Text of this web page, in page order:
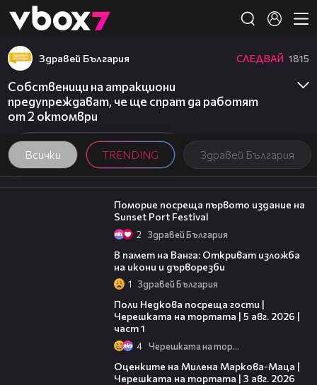
👾
Всички TRENDING Здравей България
Здравей България СЛЕДВАЙ 1815
Собственици на атракциони
предупреждават, че ще спрат да работят
от 2 октомври
05:54
Поморие посреща първото издание на
Sunset Port Festival
2 Здравей България
В памет на Ванга: Откриват изложба
на икони и дърворезби
1 Здравей България
Поли Недкова посреща гости |
Черешката на тортата | 5 авг. 2026 |
част 1
4 Черешката на тортата
Оценките на Милена Маркова-Маца |
Черешката на тортата | 3 авг. 2026